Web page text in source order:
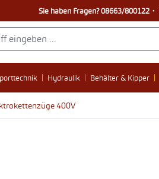
Sie haben Fragen?08663/800122・
Hydraulik Behälter & Kipper
400V